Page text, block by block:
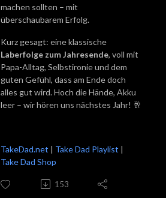
machen sollten – mit
überschaubarem Erfolg.
Kurz gesagt: eine klassische
Laberfolge zum Jahresende, voll mit
Papa-Alltag, Selbstironie und dem
guten Gefühl, dass am Ende doch
alles gut wird. Hoch die Hände, Akku
leer – wir hören uns nächstes Jahr! 🥂
TakeDad.net | Take Dad Playlist |
Take Dad Shop
153